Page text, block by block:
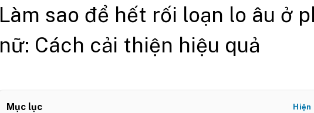
Làm sao để hết rối loạn lo âu ở
nữ: Cách cải thiện hiệu quả
Mục lục Hiện